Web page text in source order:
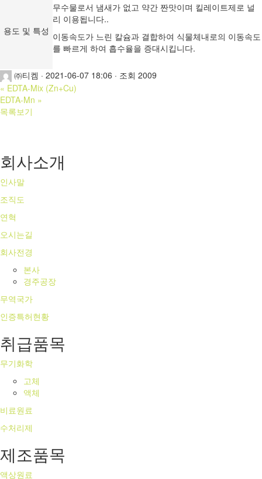
용도 및 특성
무수물로서 냄새가 없고 약간 짠맛이며 킬레이트제로 널
리 이용됩니다..
이동속도가 느린 칼슘과 결합하여 식물체내로의 이동속도
를 빠르게 하여 흡수율을 증대시킵니다.
㈜티켐 · 2021-06-07 18:06 · 조회 2009
« EDTA-Mix (Zn+Cu)
EDTA-Mn »
목록보기
회사소개
인사말
조직도
연혁
오시는길
회사전경
본사
경주공장
무역국가
인증특허현황
취급품목
무기화학
고체
액체
비료원료
수처리제
제조품목
액상원료